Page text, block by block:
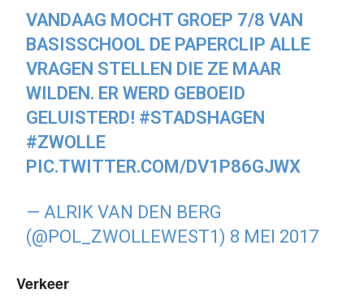
VANDAAG MOCHT GROEP 7/8 VAN
BASISSCHOOL DE PAPERCLIP ALLE
VRAGEN STELLEN DIE ZE MAAR
WILDEN. ER WERD GEBOEID
GELUISTERD! #STADSHAGEN
#ZWOLLE
PIC.TWITTER.COM/DV1P86GJWX
— ALRIK VAN DEN BERG
(@POL_ZWOLLEWEST1) 8 MEI 2017
Verkeer